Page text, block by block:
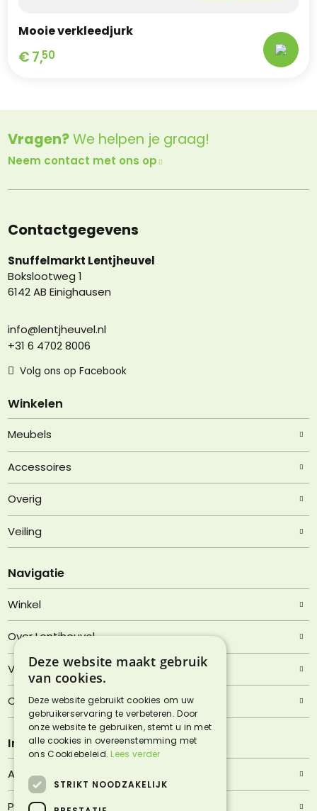
Mooie verkleedjurk
€7,50
Vragen?We helpen je graag!
Neem contact met ons op
Contactgegevens
Snuffelmarkt Lentjheuvel
Bokslootweg 1
6142 AB Einighausen
info@lentjheuvel.nl
+31 6 4702 8006
Volg ons op Facebook
Winkelen
Meubels
Accessoires
Overig
Veiling
Navigatie
Winkel
Over Lentjheuvel
Veelgestelde vragen
Contact
Informatie
Algemene voorwaarden
Privacyverklaring
Deze website maakt gebruik
van cookies.
Deze website gebruikt cookies om uw
gebruikerservaring te verbeteren. Door
onze website te gebruiken, stemt u in met
alle cookies in overeenstemming met
ons Cookiebeleid. Lees verder
STRIKT NOODZAKELIJK